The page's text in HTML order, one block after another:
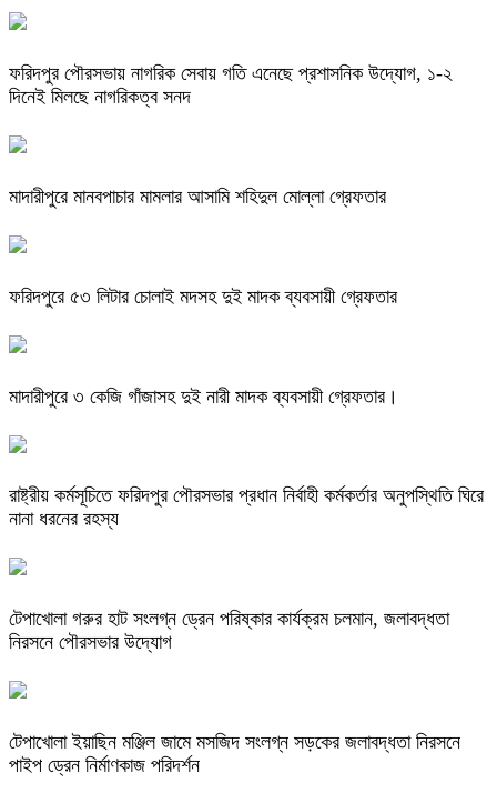
ফরিদপুর পৌরসভায় নাগরিক সেবায় গতি এনেছে প্রশাসনিক উদ্যোগ, ১-২
দিনেই মিলছে নাগরিকত্ব সনদ
মাদারীপুরে মানবপাচার মামলার আসামি শহিদুল মোল্লা গ্রেফতার
ফরিদপুরে ৫৩ লিটার চোলাই মদসহ দুই মাদক ব্যবসায়ী গ্রেফতার
মাদারীপুরে ৩ কেজি গাঁজাসহ দুই নারী মাদক ব্যবসায়ী গ্রেফতার।
রাষ্ট্রীয় কর্মসূচিতে ফরিদপুর পৌরসভার প্রধান নির্বাহী কর্মকর্তার অনুপস্থিতি ঘিরে
নানা ধরনের রহস্য
টেপাখোলা গরুর হাট সংলগ্ন ড্রেন পরিষ্কার কার্যক্রম চলমান, জলাবদ্ধতা
নিরসনে পৌরসভার উদ্যোগ
টেপাখোলা ইয়াছিন মঞ্জিল জামে মসজিদ সংলগ্ন সড়কের জলাবদ্ধতা নিরসনে
পাইপ ড্রেন নির্মাণকাজ পরিদর্শন